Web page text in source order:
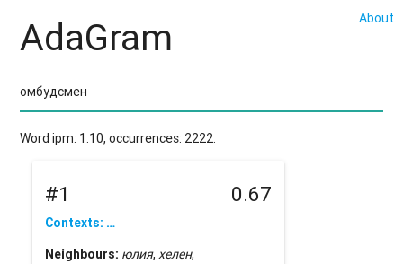
About
AdaGram
Word ipm: 1.10, occurrences: 2222.
#1 0.67
Contexts: …
Neighbours: юлия,хелен,